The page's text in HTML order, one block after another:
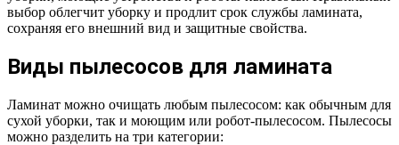
выбор облегчит уборку и продлит срок службы ламината,
сохраняя его внешний вид и защитные свойства.
Виды пылесосов для ламината
Ламинат можно очищать любым пылесосом: как обычным для
сухой уборки, так и моющим или робот-пылесосом. Пылесосы
можно разделить на три категории: